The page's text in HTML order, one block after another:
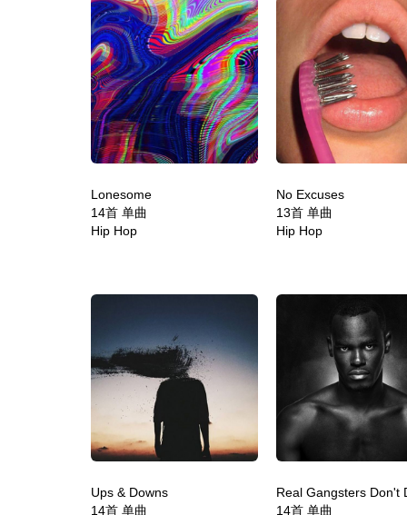
Lonesome
14首 单曲
Hip Hop
No Excuses
13首 单曲
Hip Hop
Ups & Downs
14首 单曲
Real Gangsters Don't
14首 单曲